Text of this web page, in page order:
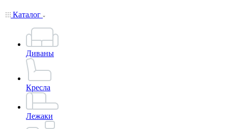
Каталог
Диваны
Кресла
Лежаки